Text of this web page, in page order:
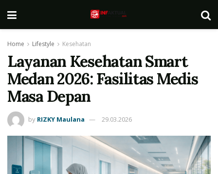
Home Lifestyle Kesehatan
Layanan Kesehatan Smart
Medan 2026: Fasilitas Medis
Masa Depan
by RIZKY Maulana 29.03.2026